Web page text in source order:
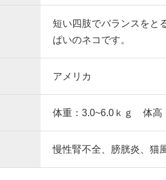
短い四肢でバランスをと
ぱいのネコです。
アメリカ
体重：3.0~6.0ｋｇ 体高
慢性腎不全、膀胱炎、猫